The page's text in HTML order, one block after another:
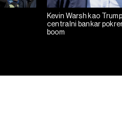
Kevin Warsh kao
centralni bankar
boom